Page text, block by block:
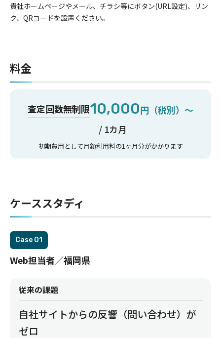
貴社ホームページやメール、チラシ等にボタン(URL設定)、リン
ク、QRコードを設置ください。
料金
査定回数無制限10,000円（税別）〜
/ 1カ月
初期費用として月額利用料の1ヶ月分がかかります
ケーススタディ
Case
Web担当者／福岡県
従来の課題
自社サイトからの反響（問い合わせ）が
ゼロ